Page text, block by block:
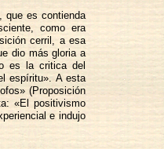
que es contienda
como era
cerril, a esa
dio más gloria a
es la critica del
espíritu». A esta
(Proposición
«El positivismo
e indujo